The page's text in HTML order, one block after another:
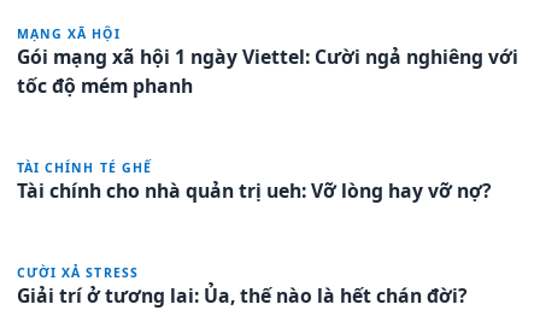
MẠNG XÃ HỘI
Gói mạng xã hội 1 ngày Viettel: Cười ngả nghiêng với
tốc độ mém phanh
TÀI CHÍNH TÉ GHẾ
Tài chính cho nhà quản trị ueh: Vỡ lòng hay vỡ nợ?
CƯỜI XẢ STRESS
Giải trí ở tương lai: Ủa, thế nào là hết chán đời?